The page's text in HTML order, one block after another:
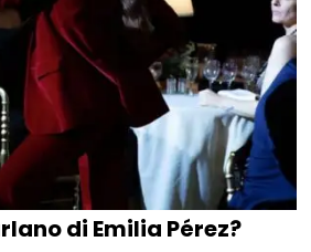
di Emilia Pérez?